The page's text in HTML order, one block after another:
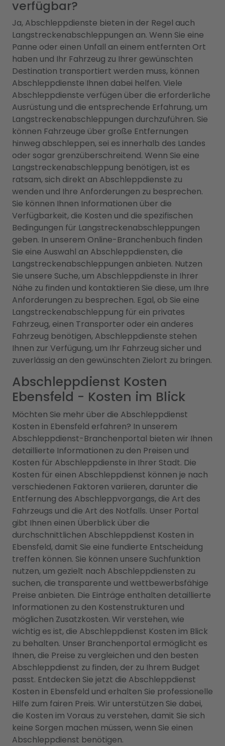
verfügbar?
Ja, Abschleppdienste bieten in der Regel auch
Langstreckenabschleppungen an. Wenn Sie eine
Panne oder einen Unfall an einem entfernten Ort
haben und Ihr Fahrzeug zu Ihrer gewünschten
Destination transportiert werden muss, können
Abschleppdienste Ihnen dabei helfen. Viele
Abschleppdienste verfügen über die erforderliche
Ausrüstung und die entsprechende Erfahrung, um
Langstreckenabschleppungen durchzuführen. Sie
können Fahrzeuge über große Entfernungen
hinweg abschleppen, sei es innerhalb des Landes
oder sogar grenzüberschreitend. Wenn Sie eine
Langstreckenabschleppung benötigen, ist es
ratsam, sich direkt an Abschleppdienste zu
wenden und Ihre Anforderungen zu besprechen.
Sie können Ihnen Informationen über die
Verfügbarkeit, die Kosten und die spezifischen
Bedingungen für Langstreckenabschleppungen
geben. In unserem Online-Branchenbuch finden
Sie eine Auswahl an Abschleppdiensten, die
Langstreckenabschleppungen anbieten. Nutzen
Sie unsere Suche, um Abschleppdienste in Ihrer
Nähe zu finden und kontaktieren Sie diese, um Ihre
Anforderungen zu besprechen. Egal, ob Sie eine
Langstreckenabschleppung für ein privates
Fahrzeug, einen Transporter oder ein anderes
Fahrzeug benötigen, Abschleppdienste stehen
Ihnen zur Verfügung, um Ihr Fahrzeug sicher und
zuverlässig an den gewünschten Zielort zu bringen.
Abschleppdienst Kosten
Ebensfeld - Kosten im Blick
Möchten Sie mehr über die Abschleppdienst
Kosten in Ebensfeld erfahren? In unserem
Abschleppdienst-Branchenportal bieten wir Ihnen
detaillierte Informationen zu den Preisen und
Kosten für Abschleppdienste in Ihrer Stadt. Die
Kosten für einen Abschleppdienst können je nach
verschiedenen Faktoren variieren, darunter die
Entfernung des Abschleppvorgangs, die Art des
Fahrzeugs und die Art des Notfalls. Unser Portal
gibt Ihnen einen Überblick über die
durchschnittlichen Abschleppdienst Kosten in
Ebensfeld, damit Sie eine fundierte Entscheidung
treffen können. Sie können unsere Suchfunktion
nutzen, um gezielt nach Abschleppdiensten zu
suchen, die transparente und wettbewerbsfähige
Preise anbieten. Die Einträge enthalten detaillierte
Informationen zu den Kostenstrukturen und
möglichen Zusatzkosten. Wir verstehen, wie
wichtig es ist, die Abschleppdienst Kosten im Blick
zu behalten. Unser Branchenportal ermöglicht es
Ihnen, die Preise zu vergleichen und den besten
Abschleppdienst zu finden, der zu Ihrem Budget
passt. Entdecken Sie jetzt die Abschleppdienst
Kosten in Ebensfeld und erhalten Sie professionelle
Hilfe zum fairen Preis. Wir unterstützen Sie dabei,
die Kosten im Voraus zu verstehen, damit Sie sich
keine Sorgen machen müssen, wenn Sie einen
Abschleppdienst benötigen.